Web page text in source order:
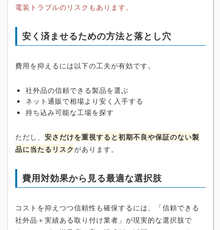
電装トラブルのリスクもあります。
安く済ませるための方法と落とし穴
費用を抑えるには以下の工夫が有効です。
社外品の信頼できる製品を選ぶ
ネット通販で相場より安く入手する
持ち込み可能な工場を探す
ただし、 安さだけを重視すると初期不良や保証のない製
品に当たるリスクがあります。
費用対効果から見る最適な選択肢
コストを抑えつつ信頼性も確保するには、「信頼できる
社外品＋実績ある取り付け業者」が現実的な選択肢で